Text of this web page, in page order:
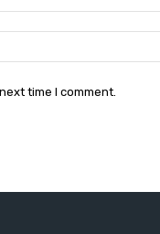
time I comment.